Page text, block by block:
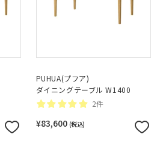
PUHUA(プフア)
ダイニングテーブル W1400
2件
¥83,600 (税込)